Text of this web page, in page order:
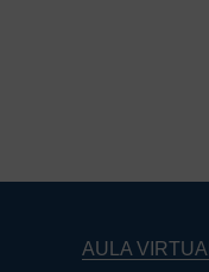
AULA VIRTUAL